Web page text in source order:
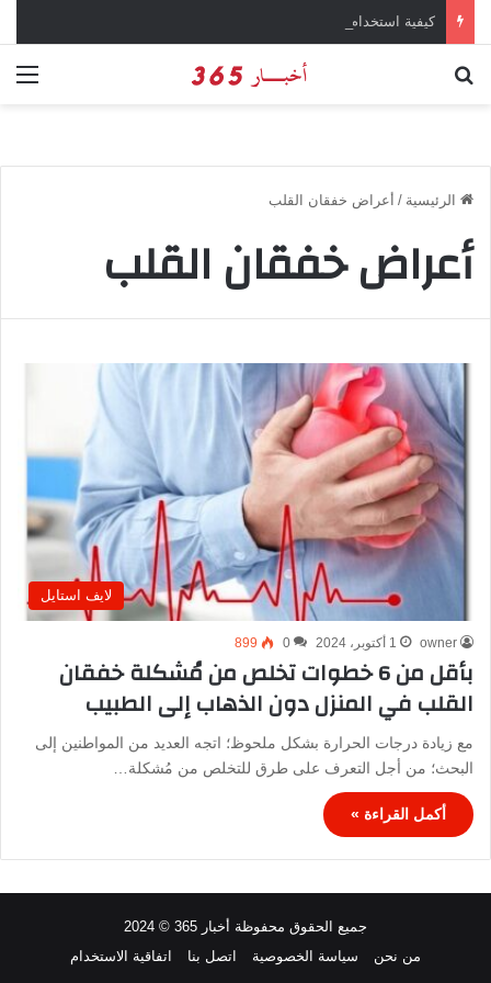
الرئيسية / أعراض خفقان القلب
أعراض خفقان القلب
لايف استايل
owner 1 أكتوبر، 2024 0
899
بأقل من 6 خطوات تخلص من مُشكلة خفقان
القلب في المنزل دون الذهاب إلى الطبيب
مع زيادة درجات الحرارة بشكل ملحوظ؛ اتجه العديد من المواطنين إلى
البحث؛ من أجل التعرف على طرق للتخلص من مُشكلة…
أكمل القراءة »
جميع الحقوق محفوظة أخبار 365 © 2024
من نحن
سياسة الخصوصية اتصل بنا اتفاقية الاستخدام